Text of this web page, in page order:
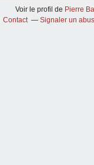
Voir le profil de Pierre
Contact
Signaler un abus